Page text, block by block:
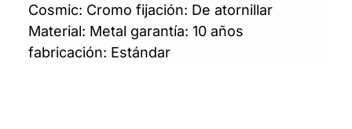
Cosmic: Cromo fijación: De atornillar
Material: Metal garantía: 10 años
fabricación: Estándar